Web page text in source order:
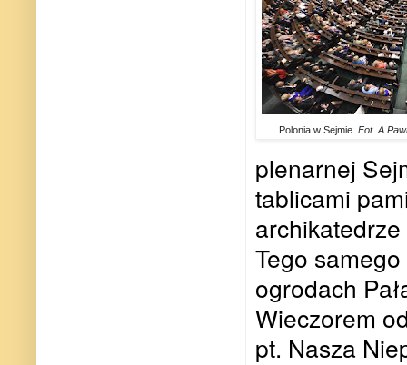
Polonia w Sejmie. Fot.
plenarnej
tablicami
Tego
ogrodach
Wieczorem
pt. Nasza